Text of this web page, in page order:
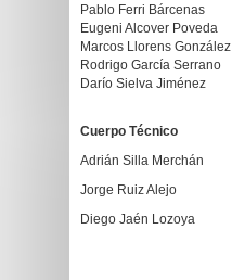
Pablo Ferri Bárcenas
Eugeni Alcover Poveda
Marcos Llorens González
Rodrigo García Serrano
Darío Sielva Jiménez
Cuerpo Técnico
Adrián Silla Merchán
Jorge Ruiz Alejo
Diego Jaén Lozoya